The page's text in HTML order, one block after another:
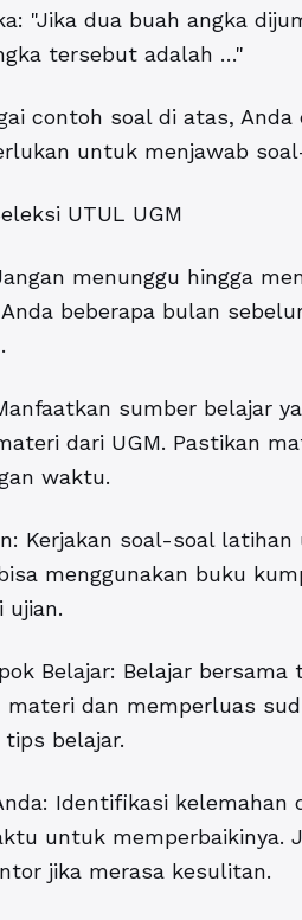
"Jika dua buah angka
tersebut adalah …"
contoh soal di atas,
untuk menjawab
UTUL UGM
menunggu hingga
beberapa bulan
sumber belajar
dari UGM. Pastikan
waktu.
Kerjakan soal-soal
menggunakan buku
ujian.
Belajar: Belajar
dan memperluas
belajar.
Identifikasi
untuk memperbaikinya.
jika merasa kesulitan.